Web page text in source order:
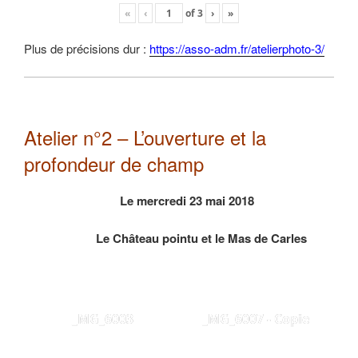
« ‹ of3 › »
Plus de précisions dur : https://asso-adm.fr/atelierphoto-3/
Atelier n°2 – L’ouverture et la
profondeur de champ
Le mercredi 23 mai 2018
Le Château pointu et le Mas de Carles
_MG_6003 _MG_6007 - Copie